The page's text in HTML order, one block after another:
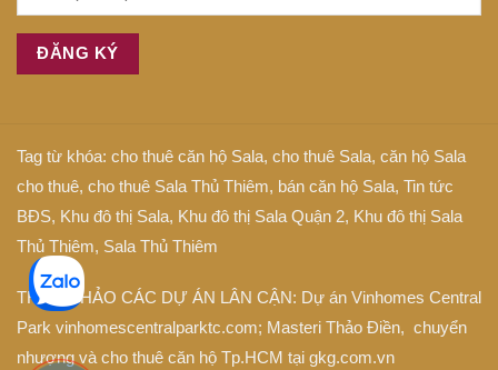
Tag từ khóa: cho thuê căn hộ Sala, cho thuê Sala, căn hộ Sala
cho thuê, cho thuê Sala Thủ Thiêm, bán căn hộ Sala, Tin tức
BĐS, Khu đô thị Sala, Khu đô thị Sala Quận 2, Khu đô thị Sala
Thủ Thiêm, Sala Thủ Thiêm
THAM KHẢO CÁC DỰ ÁN LÂN CẬN: Dự án Vinhomes Central
Park vinhomescentralparktc.com; Masteri Thảo Điền, chuyển
nhượng và cho thuê căn hộ Tp.HCM tại gkg.com.vn